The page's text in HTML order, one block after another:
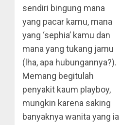
sendiri bingung mana
yang pacar kamu, mana
yang ‘sephia’ kamu dan
mana yang tukang jamu
(lha, apa hubungannya?).
Memang begitulah
penyakit kaum playboy,
mungkin karena saking
banyaknya wanita yang ia